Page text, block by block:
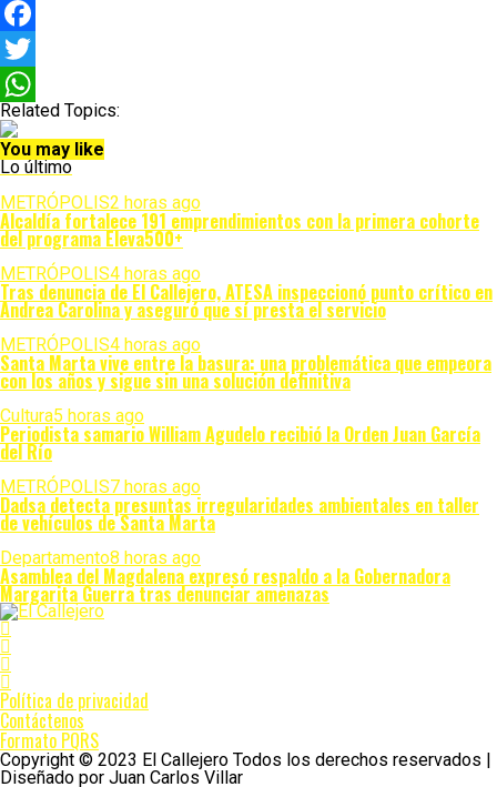
Facebook
Twitter
WhatsApp
Related Topics:
You may like
Lo último
METRÓPOLIS2 horas ago
Alcaldía fortalece 191 emprendimientos con la primera cohorte
del programa Eleva500+
METRÓPOLIS4 horas ago
Tras denuncia de El Callejero, ATESA inspeccionó punto crítico en
Andrea Carolina y aseguró que sí presta el servicio
METRÓPOLIS4 horas ago
Santa Marta vive entre la basura: una problemática que empeora
con los años y sigue sin una solución definitiva
Cultura5 horas ago
Periodista samario William Agudelo recibió la Orden Juan García
del Río
METRÓPOLIS7 horas ago
Dadsa detecta presuntas irregularidades ambientales en taller
de vehículos de Santa Marta
Departamento8 horas ago
Asamblea del Magdalena expresó respaldo a la Gobernadora
Margarita Guerra tras denunciar amenazas
Política de privacidad
Contáctenos
Formato PQRS
Copyright © 2023 El Callejero Todos los derechos reservados |
Diseñado por Juan Carlos Villar